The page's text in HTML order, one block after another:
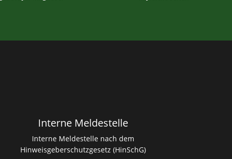
Interne Meldestelle
Interne Meldestelle nach dem
Hinweisgeberschutzgesetz (HinSchG)